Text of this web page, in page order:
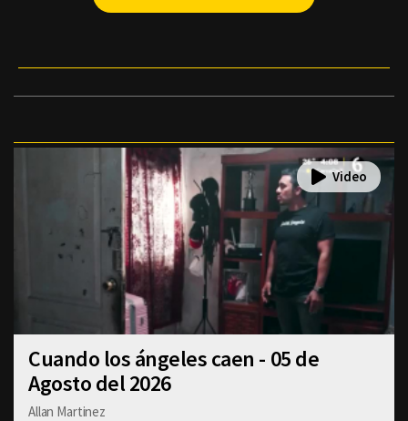
Cuando los ángeles caen - 05 de
Agosto del 2026
Allan Martinez